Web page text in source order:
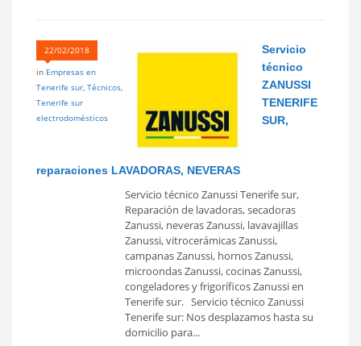
22/02/2018
in Empresas en
Tenerife sur, Técnicos,
Tenerife sur
electrodomésticos
Servicio
técnico
ZANUSSI
TENERIFE
SUR,
reparaciones LAVADORAS, NEVERAS
Servicio técnico Zanussi Tenerife sur,
Reparación de lavadoras, secadoras
Zanussi, neveras Zanussi, lavavajillas
Zanussi, vitrocerámicas Zanussi,
campanas Zanussi, hornos Zanussi,
microondas Zanussi, cocinas Zanussi,
congeladores y frigoríficos Zanussi en
Tenerife sur. Servicio técnico Zanussi
Tenerife sur: Nos desplazamos hasta su
domicilio para...